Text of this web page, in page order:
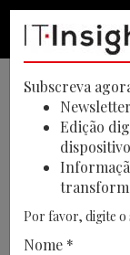
Subscreva
Edição
Por favor, digite o
Nome *